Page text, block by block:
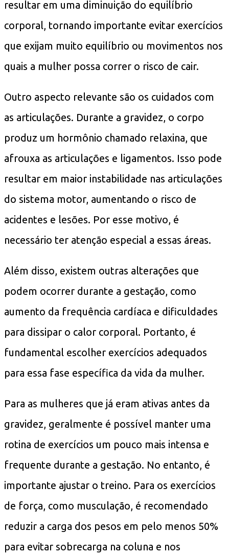
resultar em uma diminuição do equilíbrio
corporal, tornando importante evitar exercícios
que exijam muito equilíbrio ou movimentos nos
quais a mulher possa correr o risco de cair.
Outro aspecto relevante são os cuidados com
as articulações. Durante a gravidez, o corpo
produz um hormônio chamado relaxina, que
afrouxa as articulações e ligamentos. Isso pode
resultar em maior instabilidade nas articulações
do sistema motor, aumentando o risco de
acidentes e lesões. Por esse motivo, é
necessário ter atenção especial a essas áreas.
Além disso, existem outras alterações que
podem ocorrer durante a gestação, como
aumento da frequência cardíaca e dificuldades
para dissipar o calor corporal. Portanto, é
fundamental escolher exercícios adequados
para essa fase específica da vida da mulher.
Para as mulheres que já eram ativas antes da
gravidez, geralmente é possível manter uma
rotina de exercícios um pouco mais intensa e
frequente durante a gestação. No entanto, é
importante ajustar o treino. Para os exercícios
de força, como musculação, é recomendado
reduzir a carga dos pesos em pelo menos 50%
para evitar sobrecarga na coluna e nos